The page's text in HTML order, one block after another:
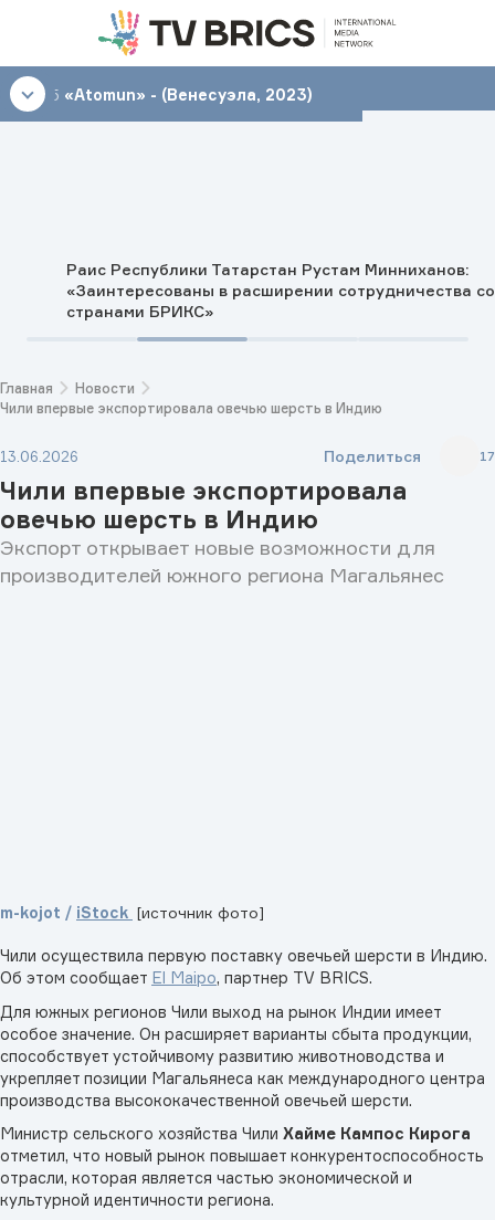
09:45 «Atomun» - (Венесуэла, 2023)
Раис Республики Татарстан Рустам Минниханов:
«Заинтересованы в расширении сотрудничества со
странами БРИКС»
Главная
Новости
Чили впервые экспортировала овечью шерсть в Индию
13.06.2026 Поделиться 17
Чили впервые экспортировала
овечью шерсть в Индию
Экспорт открывает новые возможности для
производителей южного региона Магальянес
m-kojot / iStock [источник фото]
Чили осуществила первую поставку овечьей шерсти в Индию.
Об этом сообщает El Maipo, партнер TV BRICS.
Для южных регионов Чили выход на рынок Индии имеет
особое значение. Он расширяет варианты сбыта продукции,
способствует устойчивому развитию животноводства и
укрепляет позиции Магальянеса как международного центра
производства высококачественной овечьей шерсти.
Министр сельского хозяйства Чили Хайме Кампос Кирога
отметил, что новый рынок повышает конкурентоспособность
отрасли, которая является частью экономической и
культурной идентичности региона.